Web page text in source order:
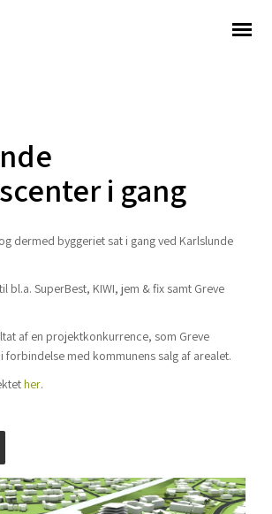
i gang
dermed byggeriet sat i gang ved Karlslunde
bl.a. SuperBest, KIWI, jem & fix samt Greve
af en projektkonkurrence, som Greve
forbindelse med kommunens salg af arealet.
her.